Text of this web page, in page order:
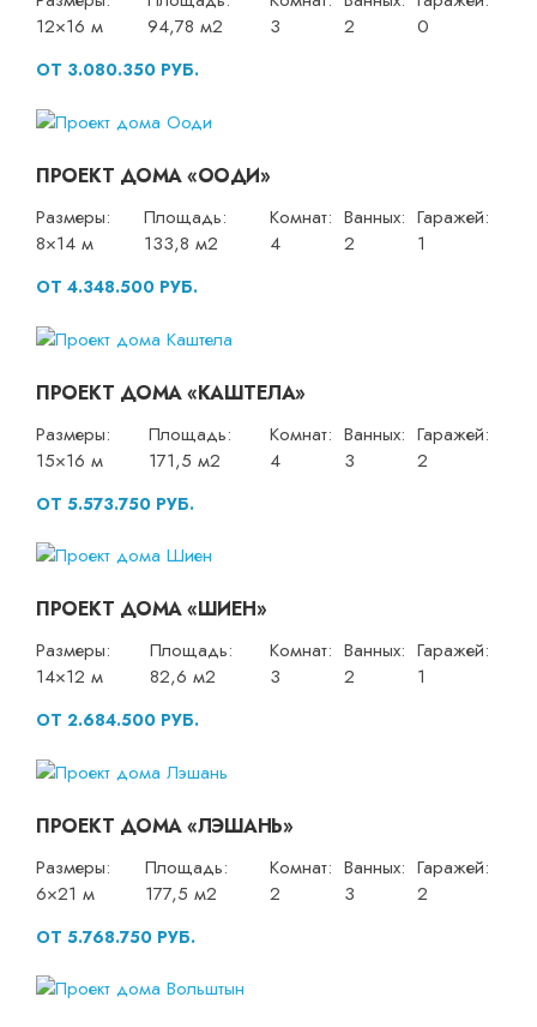
12×16 м
94,78 м2
3
2
0
ОТ 3.080.350 РУБ.
ПРОЕКТ ДОМА «ООДИ»
Размеры:
8×14 м
Площадь:
133,8 м2
Комнат:
4
Ванных:
2
Гаражей:
1
ОТ 4.348.500 РУБ.
ПРОЕКТ ДОМА «КАШТЕЛА»
Размеры:
15×16 м
Площадь:
171,5 м2
Комнат:
4
Ванных:
3
Гаражей:
2
ОТ 5.573.750 РУБ.
ПРОЕКТ ДОМА «ШИЕН»
Размеры:
14×12 м
Площадь:
82,6 м2
Комнат:
3
Ванных:
2
Гаражей:
1
ОТ 2.684.500 РУБ.
ПРОЕКТ ДОМА «ЛЭШАНЬ»
Размеры:
6×21 м
Площадь:
177,5 м2
Комнат:
2
Ванных:
3
Гаражей:
2
ОТ 5.768.750 РУБ.